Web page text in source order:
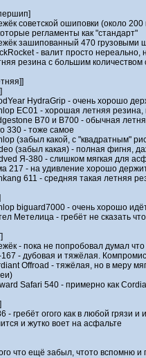
советской ошиповки (около
регламенты как "стандарт"
зашипованный 470 грузовыми
- валит просто нереально,
резина с большим
HydraGrip - очень хорошо
EC01 - хорошая летняя резина,
B70 и B700 - обычная
330 - тоже самое
(забыл какой, с "квадратным"
(забыл какая) - полная фигня,
Я-380 - слишком мягкая для
217 - на удивление хорошо
611 - средняя такая летняя
biguard7000 - очень хорошо
Метелица - гребёт не сказать
- пока не попробовал думал
- дубовая и тяжёлая.
Offroad - тяжёлая, но в меру
Safari 540 - примерно как
- гребёт огого как в любой
и жутко воет на асфальте
что ещё забыл, чтото вспомню